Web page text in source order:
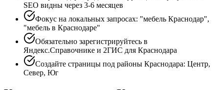
SEO видны через 3-6 месяцев
Фокус на локальных запросах: "мебель Краснодар",
"мебель в Краснодаре"
Обязательно зарегистрируйтесь в
Яндекс.Справочнике и 2ГИС для Краснодара
Создайте страницы под районы Краснодара: Центр,
Север, Юг